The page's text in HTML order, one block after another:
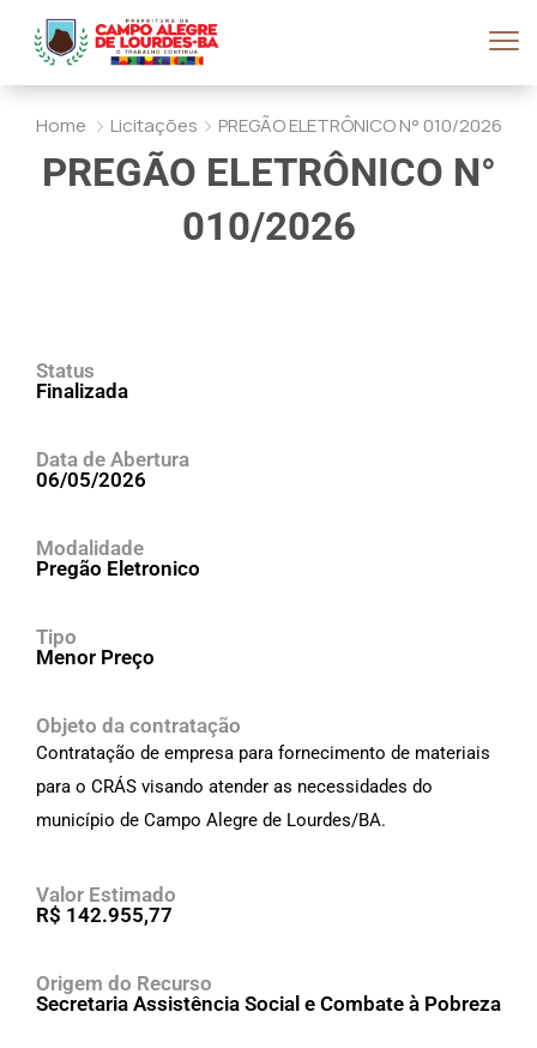
Home Licitações PREGÃO ELETRÔNICO N° 010/2026
PREGÃO ELETRÔNICO N°
010/2026
Status
Finalizada
Data de Abertura
06/05/2026
Modalidade
Pregão Eletronico
Tipo
Menor Preço
Objeto da contratação
Contratação de empresa para fornecimento de materiais
para o CRÁS visando atender as necessidades do
município de Campo Alegre de Lourdes/BA.
Valor Estimado
R$ 142.955,77
Origem do Recurso
Secretaria Assistência Social e Combate à Pobreza